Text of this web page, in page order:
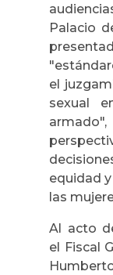
Palacio
el
sexual
equidad
las
Al acto
el Fiscal